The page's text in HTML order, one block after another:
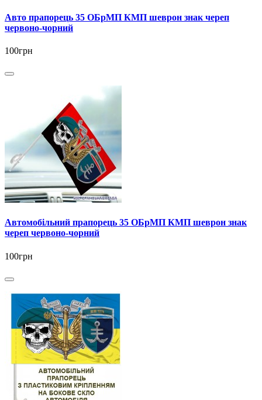
Авто прапорець 35 ОБрМП КМП шеврон знак череп
червоно-чорний
100грн
Автомобільний прапорець 35 ОБрМП КМП шеврон знак
череп червоно-чорний
100грн